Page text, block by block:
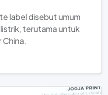
label disebut umum
terutama untuk